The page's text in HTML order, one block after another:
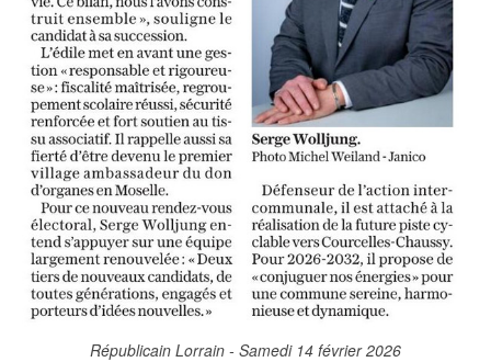
Républicain Lorrain - Samedi 14 février 2026